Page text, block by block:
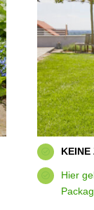
Hier